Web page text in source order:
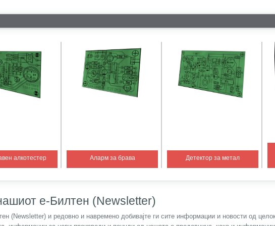
алкотестер Аларм за брава Детектор за метал
е-Билтен (Newsletter)
(Newsletter) и редовно и навремено добивајте ги сите информации и новости од